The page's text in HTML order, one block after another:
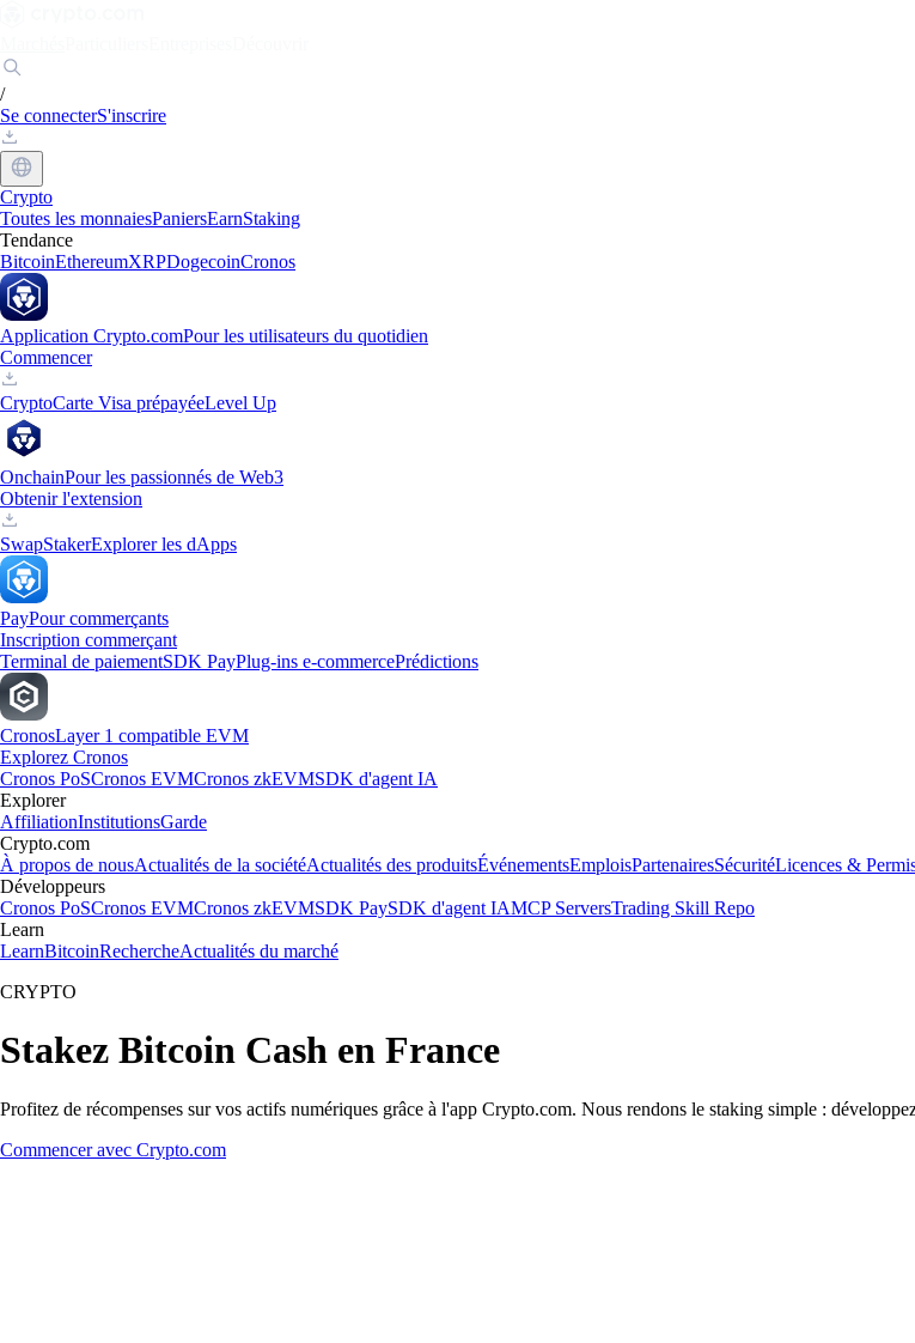
/
Se connecterS'inscrire
Crypto
Toutes les monnaiesPaniersEarnStaking
Tendance
BitcoinEthereumXRPDogecoinCronos
Application Crypto.comPour les utilisateurs du quotidien
Commencer
CryptoCarte Visa prépayéeLevel Up
OnchainPour les passionnés de Web3
Obtenir l'extension
SwapStakerExplorer les dApps
PayPour commerçants
Inscription commerçant
Terminal de paiementSDK PayPlug-ins e-commercePrédictions
CronosLayer 1 compatible EVM
Explorez Cronos
Cronos PoSCronos EVMCronos zkEVMSDK d'agent IA
Explorer
AffiliationInstitutionsGarde
Crypto.com
À propos de nousActualités de la sociétéActualités des produitsÉvénementsEmploisPartenairesSécuritéLicences &
Développeurs
Cronos PoSCronos EVMCronos zkEVMSDK PaySDK d'agent IAMCP ServersTrading Skill Repo
Learn
LearnBitcoinRechercheActualités du marché
CRYPTO
Stakez Bitcoin Cash en France
Profitez de récompenses sur vos actifs numériques grâce à l'app Crypto.com. Nous rendons le staking simple :
Commencer avec Crypto.com